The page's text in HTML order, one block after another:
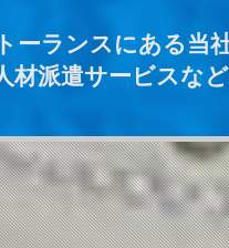
ランスにある当
派遣サービスな